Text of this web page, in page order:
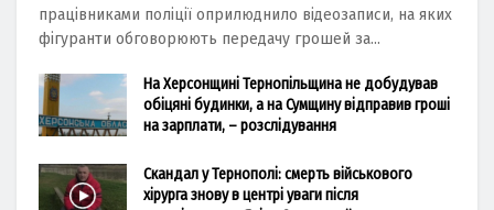
працівниками поліції оприлюднило відеозаписи, на яких
фігуранти обговорюють передачу грошей за...
На Херсонщині Тернопільщина не добудував
обіцяні будинки, а на Сумщину відправив гроші
на зарплати, – розслідування
Скандал у Тернополі: смерть військового
хірурга знову в центрі уваги після